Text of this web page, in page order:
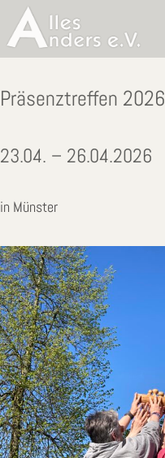
Präsenztreffen 2026
23.04. – 26.04.2026
in Münster